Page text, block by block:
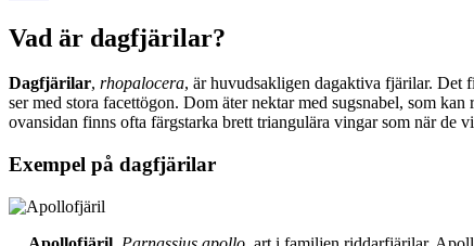
Vad är dagfjärilar?
Dagfjärilar, rhopalocera, är huvudsakligen dagaktiva fjärilar. Det
ser med stora facettögon. Dom äter nektar med sugsnabel, som
ovansidan finns ofta färgstarka brett triangulära vingar som när de
Exempel på dagfjärilar